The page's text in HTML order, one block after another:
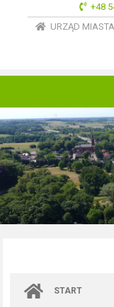
+48
URZĄD
START